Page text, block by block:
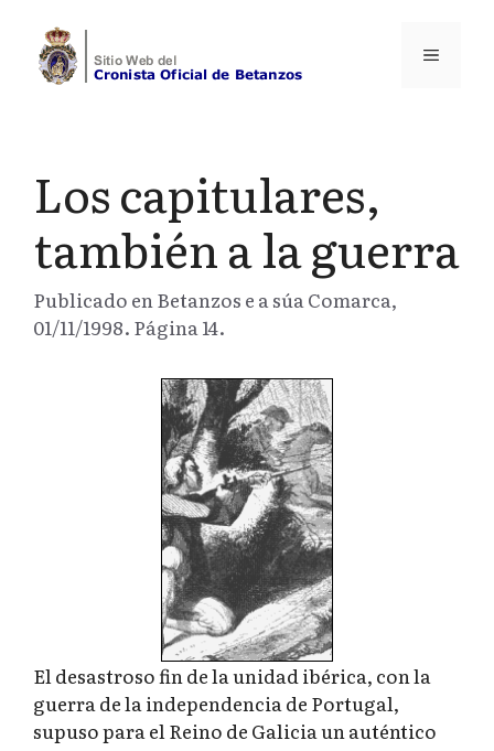
contenido
Menú
Los capitulares,
también a la guerra
Publicado en Betanzos e a súa Comarca,
01/11/1998. Página 14.
El desastroso fin de la unidad ibérica, con la
guerra de la independencia de Portugal,
supuso para el Reino de Galicia un auténtico